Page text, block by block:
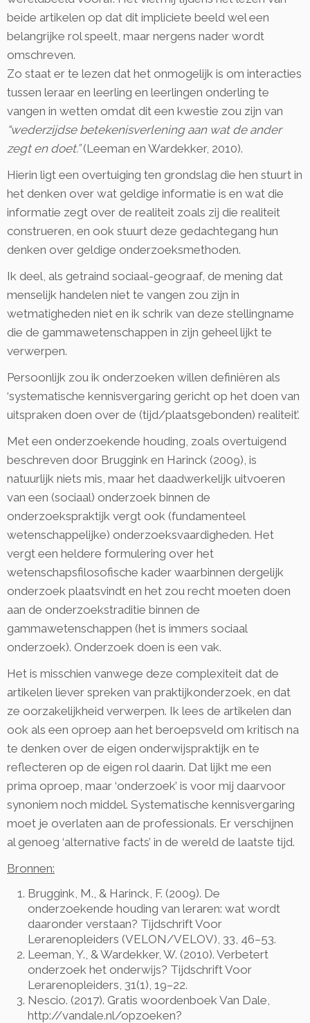
beide artikelen op dat dit impliciete beeld wel een
belangrijke rol speelt, maar nergens nader wordt
omschreven.
Zo staat er te lezen dat het onmogelijk is om interacties
tussen leraar en leerling en leerlingen onderling te
vangen in wetten omdat dit een kwestie zou zijn van
“wederzijdse betekenisverlening aan wat de ander
zegt en doet.”(Leeman en Wardekker, 2010).
Hierin ligt een overtuiging ten grondslag die hen stuurt in
het denken over wat geldige informatie is en wat die
informatie zegt over de realiteit zoals zij die realiteit
construeren, en ook stuurt deze gedachtegang hun
denken over geldige onderzoeksmethoden.
Ik deel, als getraind sociaal-geograaf, de mening dat
menselijk handelen niet te vangen zou zijn in
wetmatigheden niet en ik schrik van deze stellingname
die de gammawetenschappen in zijn geheel lijkt te
verwerpen.
Persoonlijk zou ik onderzoeken willen definiëren als
‘systematische kennisvergaring gericht op het doen van
uitspraken doen over de (tijd/plaatsgebonden) realiteit’.
Met een onderzoekende houding, zoals overtuigend
beschreven door Bruggink en Harinck (2009), is
natuurlijk niets mis, maar het daadwerkelijk uitvoeren
van een (sociaal) onderzoek binnen de
onderzoekspraktijk vergt ook (fundamenteel
wetenschappelijke) onderzoeksvaardigheden. Het
vergt een heldere formulering over het
wetenschapsfilosofische kader waarbinnen dergelijk
onderzoek plaatsvindt en het zou recht moeten doen
aan de onderzoekstraditie binnen de
gammawetenschappen (het is immers sociaal
onderzoek). Onderzoek doen is een vak.
Het is misschien vanwege deze complexiteit dat de
artikelen liever spreken van praktijkonderzoek, en dat
ze oorzakelijkheid verwerpen. Ik lees de artikelen dan
ook als een oproep aan het beroepsveld om kritisch na
te denken over de eigen onderwijspraktijk en te
reflecteren op de eigen rol daarin. Dat lijkt me een
prima oproep, maar ‘onderzoek’ is voor mij daarvoor
synoniem noch middel. Systematische kennisvergaring
moet je overlaten aan de professionals. Er verschijnen
al genoeg ‘alternative facts’ in de wereld de laatste tijd.
Bronnen:
Bruggink, M., & Harinck, F. (2009). De
onderzoekende houding van leraren: wat wordt
daaronder verstaan? Tijdschrift Voor
Lerarenopleiders (VELON/VELOV), 33, 46–53.
Leeman, Y., & Wardekker, W. (2010). Verbetert
onderzoek het onderwijs? Tijdschrift Voor
Lerarenopleiders, 31(1), 19–22.
Nescio. (2017). Gratis woordenboek Van Dale,
http://vandale.nl/opzoeken?